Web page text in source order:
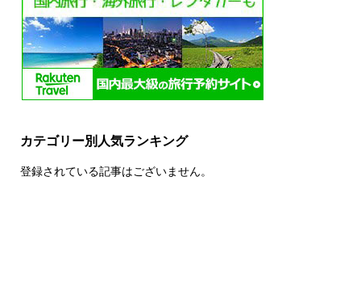
カテゴリー別人気ランキング
登録されている記事はございません。